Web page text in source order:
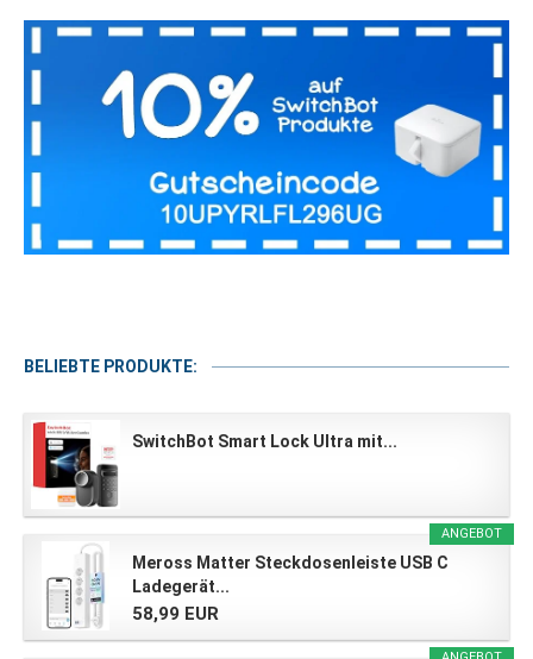
BELIEBTE PRODUKTE:
SwitchBot Smart Lock Ultra mit...
ANGEBOT
Meross Matter Steckdosenleiste USB C
Ladegerät...
58,99 EUR